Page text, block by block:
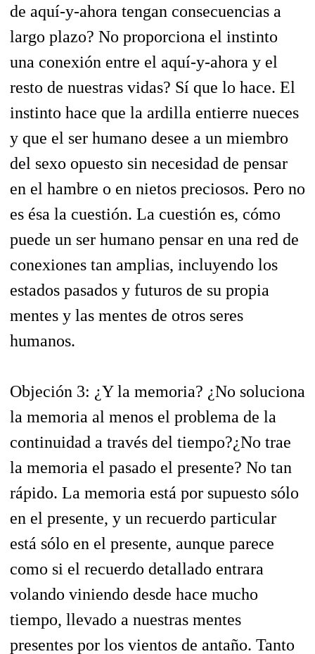
de aquí-y-ahora tengan consecuencias a
largo plazo? No proporciona el instinto
una conexión entre el aquí-y-ahora y el
resto de nuestras vidas? Sí que lo hace. El
instinto hace que la ardilla entierre nueces
y que el ser humano desee a un miembro
del sexo opuesto sin necesidad de pensar
en el hambre o en nietos preciosos. Pero no
es ésa la cuestión. La cuestión es, cómo
puede un ser humano pensar en una red de
conexiones tan amplias, incluyendo los
estados pasados y futuros de su propia
mentes y las mentes de otros seres
humanos.
Objeción 3: ¿Y la memoria? ¿No soluciona
la memoria al menos el problema de la
continuidad a través del tiempo?¿No trae
la memoria el pasado el presente? No tan
rápido. La memoria está por supuesto sólo
en el presente, y un recuerdo particular
está sólo en el presente, aunque parece
como si el recuerdo detallado entrara
volando viniendo desde hace mucho
tiempo, llevado a nuestras mentes
presentes por los vientos de antaño. Tanto